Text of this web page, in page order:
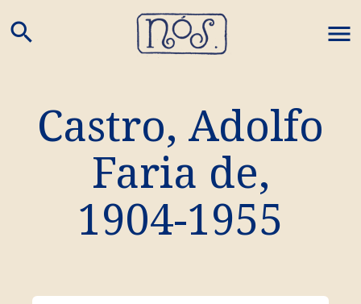
search
Castro, Adolfo
Faria de,
1904-1955